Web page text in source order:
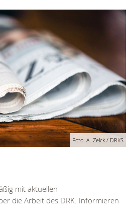
Foto: A. Zelck / DRKS
mit aktuellen
die Arbeit des DRK. Informieren